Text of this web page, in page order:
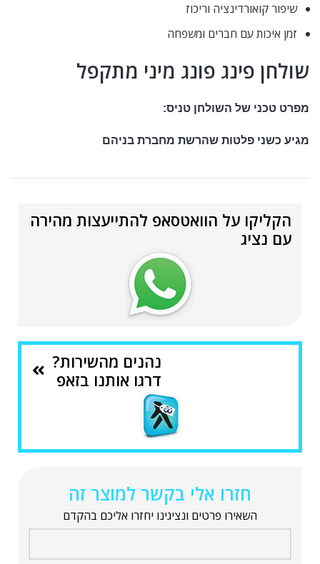
שיפור קואורדינציה וריכוז
זמן איכות עם חברים ומשפחה
שולחן פינג פונג מיני מתקפל
מפרט טכני של השולחן טניס:
מגיע כשני פלטות שהרשת מחברת בניהם
הקליקו על הוואטסאפ להתייעצות מהירה
עם נציג
נהנים מהשירות?
דרגו אותנו בזאפ
חזרו אלי בקשר למוצר זה
השאירו פרטים ונציגינו יחזרו אליכם בהקדם